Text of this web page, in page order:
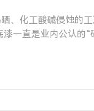
、化工酸碱侵蚀的